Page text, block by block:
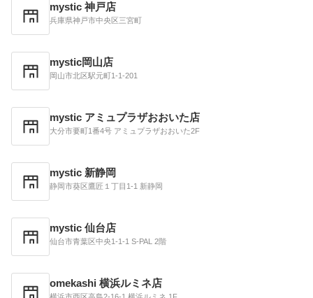
mystic 神戸店
兵庫県神戸市中央区三宮町
mystic岡山店
岡山市北区駅元町1-1-201
mystic アミュプラザおおいた店
大分市要町1番4号 アミュプラザおおいた2F
mystic 新静岡
静岡市葵区鷹匠１丁目1-1 新静岡
mystic 仙台店
仙台市青葉区中央1-1-1 S-PAL 2階
omekashi 横浜ルミネ店